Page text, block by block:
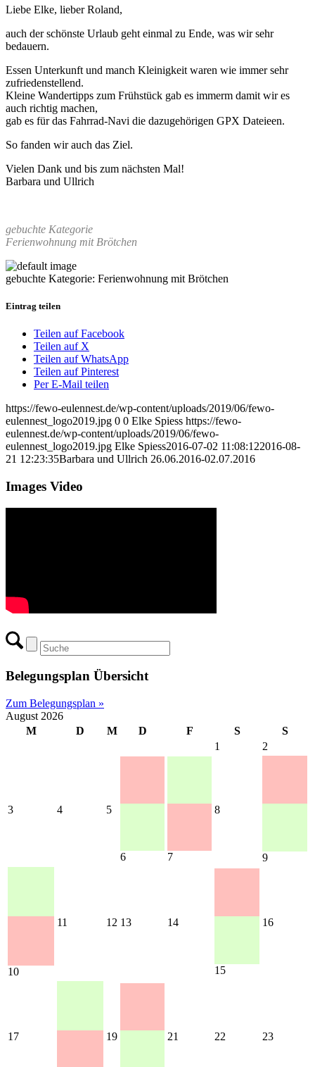
Liebe Elke, lieber Roland,
auch der schönste Urlaub geht einmal zu Ende, was wir sehr
bedauern.
Essen Unterkunft und manch Kleinigkeit waren wie immer sehr
zufriedenstellend.
Kleine Wandertipps zum Frühstück gab es immerm damit wir es
auch richtig machen,
gab es für das Fahrrad-Navi die dazugehörigen GPX Dateieen.
So fanden wir auch das Ziel.
Vielen Dank und bis zum nächsten Mal!
Barbara und Ullrich
gebuchte Kategorie
Ferienwohnung mit Brötchen
gebuchte Kategorie: Ferienwohnung mit Brötchen
Eintrag teilen
Teilen auf Facebook
Teilen auf X
Teilen auf WhatsApp
Teilen auf Pinterest
Per E-Mail teilen
https://fewo-eulennest.de/wp-content/uploads/2019/06/fewo-
eulennest_logo2019.jpg 0 0 Elke Spiess https://fewo-
eulennest.de/wp-content/uploads/2019/06/fewo-
eulennest_logo2019.jpg Elke Spiess2016-07-02 11:08:122016-08-
21 12:23:35Barbara und Ullrich 26.06.2016-02.07.2016
Images Video
Belegungsplan Übersicht
Zum Belegungsplan »
August 2026
M
D M D F S
S
1
2
3 4 5
6 7
8
9
10
11 12 13 14
15
16
17 19 21 22 23